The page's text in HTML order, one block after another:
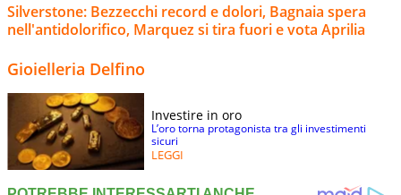
Silverstone: Bezzecchi record e dolori, Bagnaia spera
nell'antidolorifico, Marquez si tira fuori e vota Aprilia
Gioielleria Delfino
Investire in oro
L’oro torna protagonista tra gli investimenti
sicuri
LEGGI